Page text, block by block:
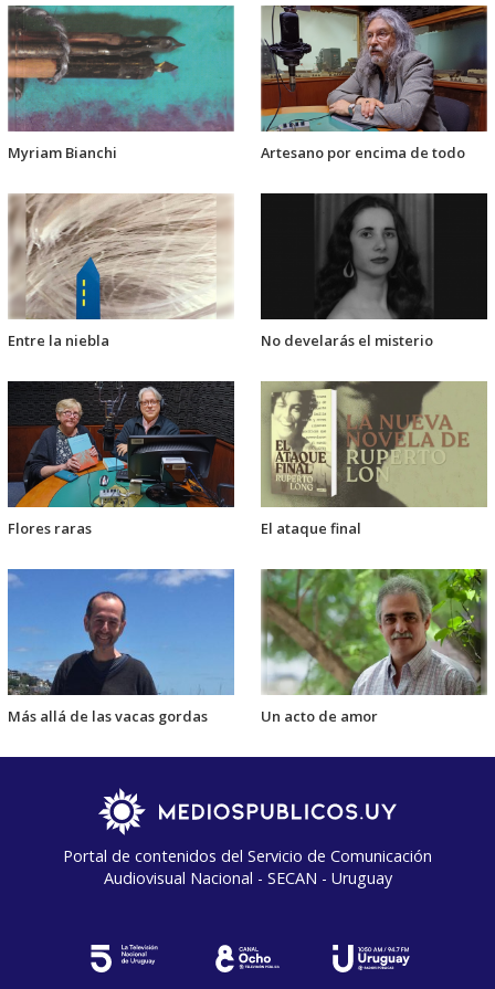
Myriam Bianchi Artesano por encima de todo
Entre la niebla No develarás el misterio
Flores raras El ataque final
Más allá de las vacas gordas Un acto de amor
Portal de contenidos del Servicio de Comunicación
Audiovisual Nacional - SECAN - Uruguay